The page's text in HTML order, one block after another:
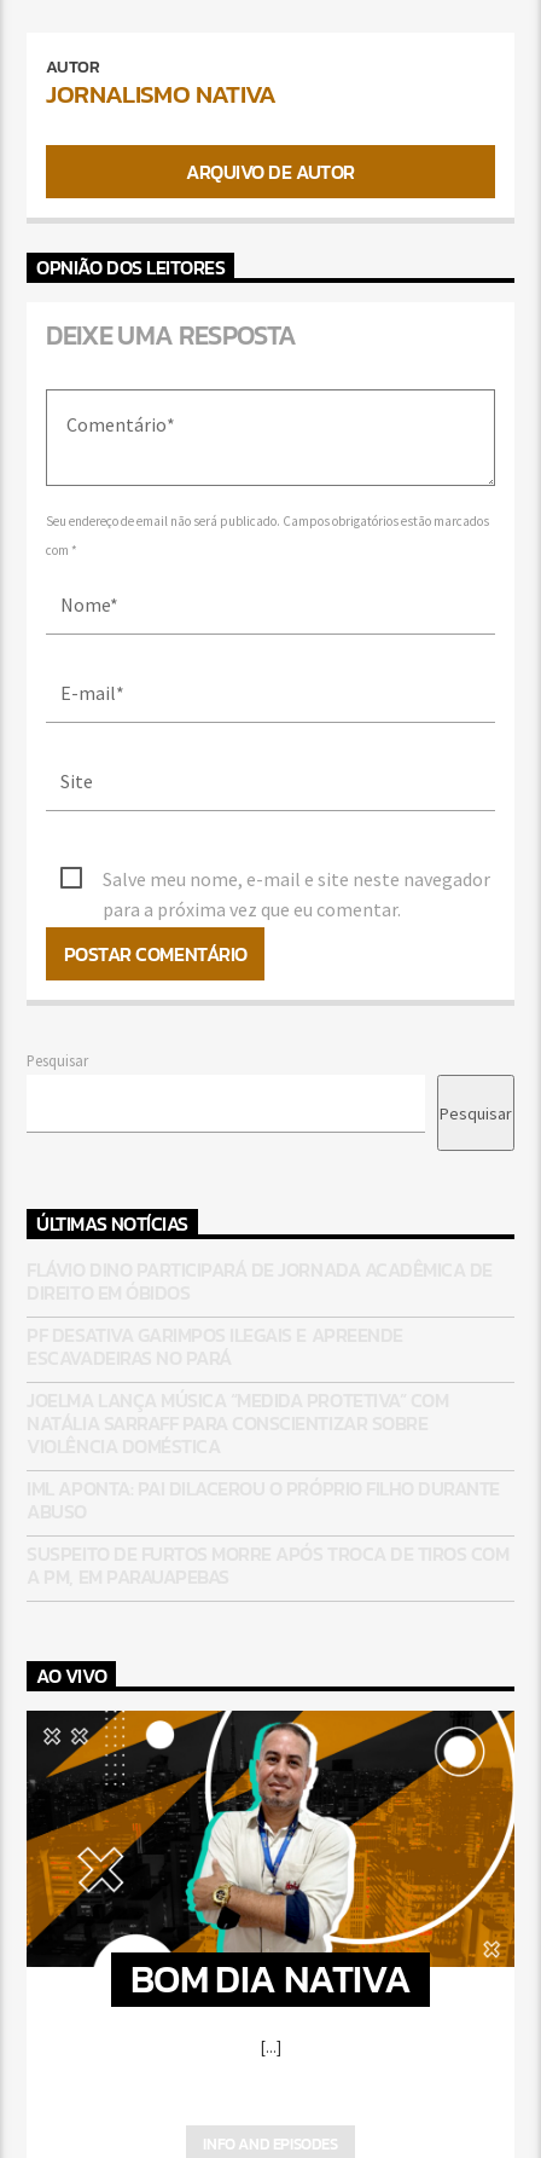
AUTOR
JORNALISMO NATIVA
ARQUIVO DE AUTOR
OPNIÃO DOS LEITORES
DEIXE UMA RESPOSTA
Seu endereço de email não será publicado. Campos obrigatórios estão marcados
com *
Salve meu nome, e-mail e site neste navegador
para a próxima vez que eu comentar.
Pesquisar
Pesquisar
ÚLTIMAS NOTÍCIAS
AO VIVO
BOM DIA NATIVA
[...]
INFO AND EPISODES